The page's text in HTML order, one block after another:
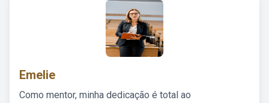
Emelie
Como mentor, minha dedicação é total ao